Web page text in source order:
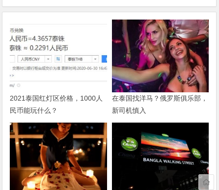
2021泰国红灯区价格，1000人
民币能玩什么？
在泰国找洋马？俄罗斯俱乐部，
新司机慎入